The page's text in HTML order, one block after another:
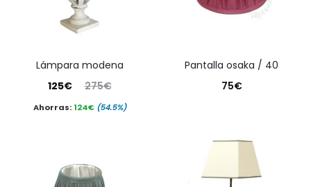
lámpara modena
275€
El
precio
275€.
125€
El
precio
Ahorras: 124€ (54.5%)
pantalla osaka / 40
75€